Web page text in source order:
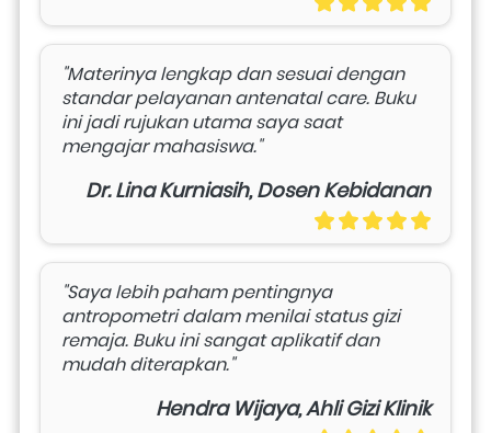
"Materinya lengkap dan sesuai dengan
standar pelayanan antenatal care. Buku
ini jadi rujukan utama saya saat
mengajar mahasiswa."
Dr. Lina Kurniasih, Dosen Kebidanan
"Saya lebih paham pentingnya
antropometri dalam menilai status gizi
remaja. Buku ini sangat aplikatif dan
mudah diterapkan."
Hendra Wijaya, Ahli Gizi Klinik